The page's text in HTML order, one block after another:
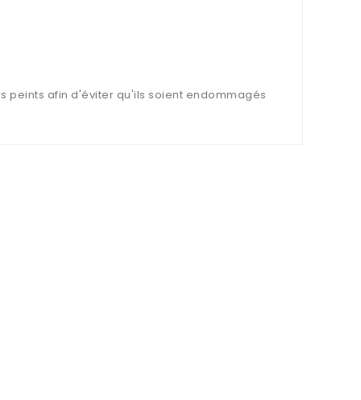
peints afin d'éviter qu'ils soient endommagés